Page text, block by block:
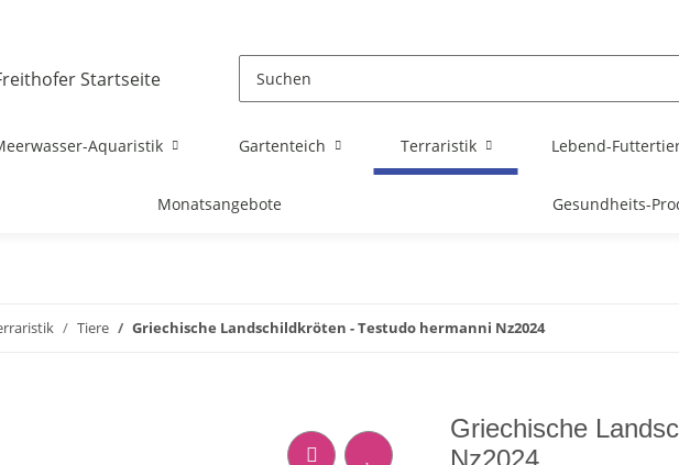
Aquaristik Gartenteich Terraristik Lebend-
Monatsangebote Gesundheits-
Tiere Griechische Landschildkröten - Testudo hermanni Nz2024
Griechische